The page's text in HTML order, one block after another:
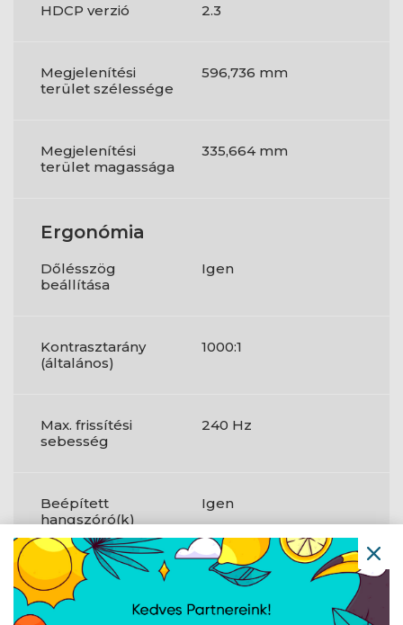
HDCP verzió 2.3
Megjelenítési
terület szélessége
596,736 mm
Megjelenítési
terület magassága
335,664 mm
Ergonómia
Dőlésszög
beállítása
Igen
Kontrasztarány
(általános)
1000:1
Max. frissítési
sebesség
240 Hz
Beépített
hangszóró(k)
Igen
HDMI portok
mennyisége